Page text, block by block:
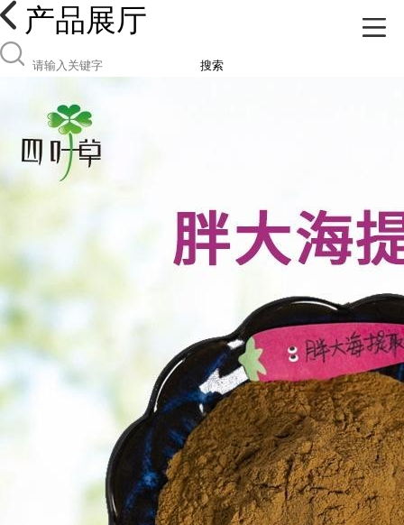
产品展厅
搜索